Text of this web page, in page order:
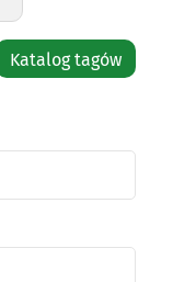
Katalog tagów